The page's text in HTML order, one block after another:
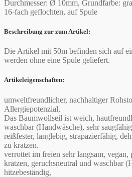
Durchmesser: Ø 10mm, Grundfarbe:
16-fach geflochten, auf Spule
Beschreibung zur zum Artikel:
Die Artikel mit 50m befinden sich auf
werden ohne eine Spule geliefert.
Artikeleigenschaften:
umweltfreundlicher, nachhaltiger
Allergiepotenzial,
Das Baumwollseil ist weich,
waschbar (Handwäsche), sehr
reißfester, langlebig, strapazierfähig,
zu kratzen.
verrottet im freien sehr langsam, vegan,
kratzen, geruchsneutral und waschbar
hitzebeständig,